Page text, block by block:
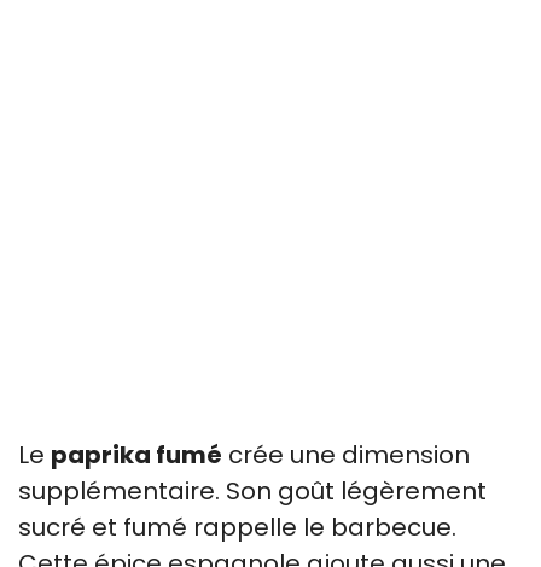
Le paprika fumé crée une dimension
supplémentaire. Son goût légèrement
sucré et fumé rappelle le barbecue.